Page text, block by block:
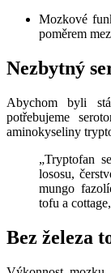
Mozkové
poměrem
Nezbytný
Abychom byli
potřebujeme
aminokyseliny
„Tryptofan
lososu,
mungo
tofu a
Bez železa